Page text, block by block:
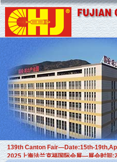
2026年第139届广交会—参展时间:
139th Canton Fair—Date:15th-
2025上海法兰克福国际会展—展会时
AMS Automechanika